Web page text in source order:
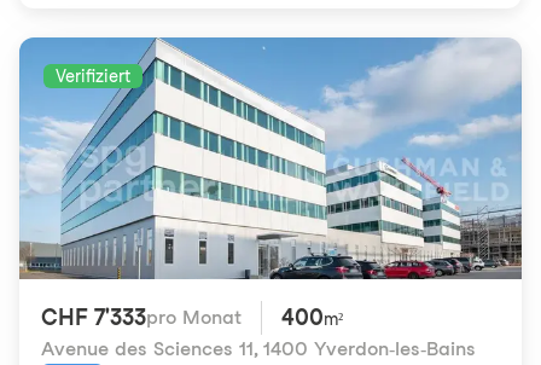
Verifiziert
CHF 7'333pro Monat 400m²
Avenue des Sciences 11, 1400 Yverdon-les-Bains